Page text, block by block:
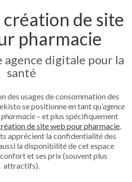
création de site
pharmacie
digitale pour la
santé
des usages de consommation des
se positionne en tant qu’agence
– et plus spécifiquement
de site web pour pharmacie
apprécient la confidentialité des
la disponibilité de cet espace
et ses prix (souvent plus
attractifs).